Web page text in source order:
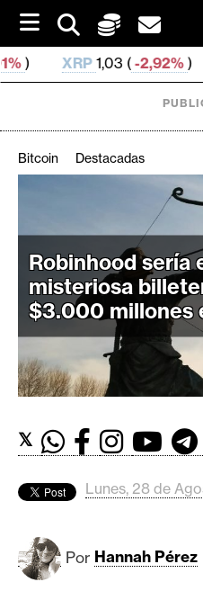
i
p
t
o
1,03 ( -2,92%) SOL
i
p
t
o
M
r
d
s
B
Bitcoin Destacadas
Robinhood sería
misteriosa
$3.000 millones
𝕏
Lunes, 28 de
Por Hannah Pérez